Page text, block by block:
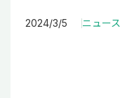
ニュース
2024/3/5